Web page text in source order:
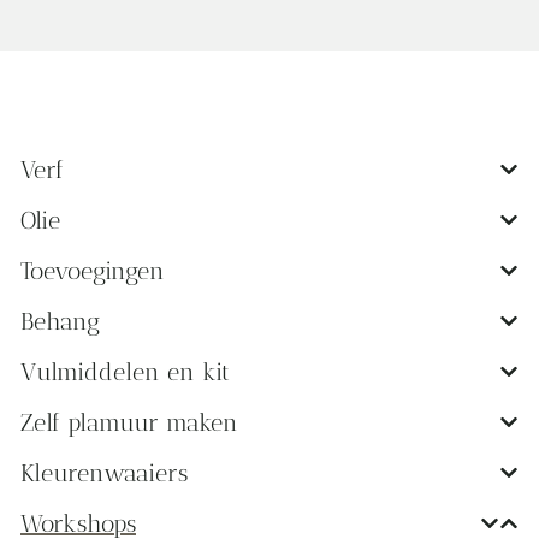
Verf
Olie
Toevoegingen
Behang
Vulmiddelen en kit
Zelf plamuur maken
Kleurenwaaiers
Workshops